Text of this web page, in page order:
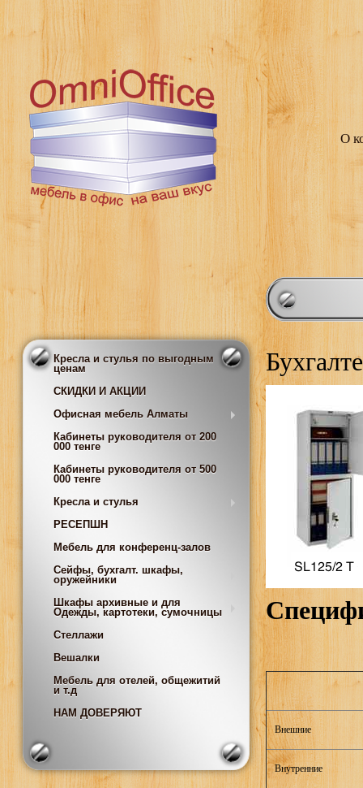
О
Кресла и стулья по выгодным
ценам
СКИДКИ И АКЦИИ
Офисная мебель Алматы
Кабинеты руководителя от 200
000 тенге
Кабинеты руководителя от 500
000 тенге
Кресла и стулья
РЕСЕПШН
Мебель для конференц-залов
Сейфы, бухгалт. шкафы,
оружейники
Шкафы архивные и для
Одежды, картотеки, сумочницы
Стеллажи
Вешалки
Мебель для отелей, общежитий
и т.д
НАМ ДОВЕРЯЮТ
Внешние
Внутренние